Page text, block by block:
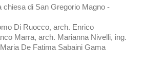
chiesa di San Gregorio Magno -
Di Ruocco, arch. Enrico
Marra, arch. Marianna Nivelli, ing.
De Fatima Sabaini Gama